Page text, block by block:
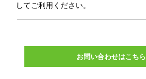
してご利用ください。
お問い合わせはこちら